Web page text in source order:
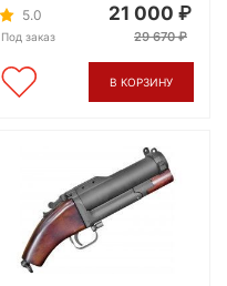
5.0
Под заказ
21 000
29 670
В КОРЗИНУ